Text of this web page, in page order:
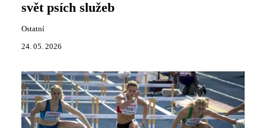
svět psích služeb
Ostatní
24. 05. 2026